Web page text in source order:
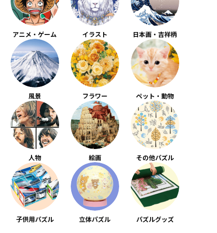
アニメ・ゲーム イラスト 日本画・吉祥柄
風景 フラワー ペット・動物
人物 絵画 その他パズル
子供用パズル 立体パズル パズルグッズ